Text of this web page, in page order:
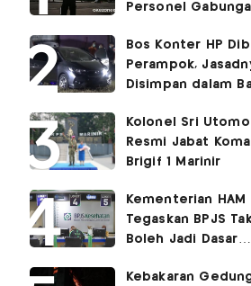
Personel
Bos Konter HP
Perampok,
Disimpan dalam
Kolonel Sri Utomo
Resmi Jabat
Brigif 1 Marinir
Kementerian HAM
Tegaskan BPJS
Boleh Jadi Dasar
Layanan
Kebakaran